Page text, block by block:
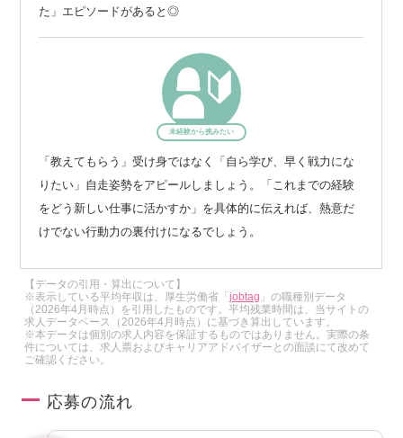
イベートクラウドまで、あらゆるプラットフォームを横断的
プログラミング言語については、C#以外にGo、Python、Nod
e.jsといったモダンな言語も多くなっていますが、
VScodeなどで動作するAIエージェント型の拡張機能「Cline」
は、フロントエンドのコードをAIがその場で生成・提案して
くれるたりと、非常に画期的なツールです。
Google Agentspaceといったサービスを検証中です。
特に注目すべきは、これまでシステム導入の最大の課題だっ
たセキュリティチェックのプロセスが劇的に改善されたこと
以前は、各システムの手順に沿って詳細なセキュリティレビ
た」エピソードがあると◎
未経験から挑みたい
「教えてもらう」受け身ではなく「自ら学び、早く戦力にな
りたい」自走姿勢をアピールしましょう。「これまでの経験
をどう新しい仕事に活かすか」を具体的に伝えれば、熱意だ
けでない行動力の裏付けになるでしょう。
【データの引用・算出について】
※表示している平均年収は、厚生労働省「jobtag 」の職種別データ
（2026年4月時点）を引用したものです。平均残業時間は、当サイトの
求人データベース（2026年4月時点）に基づき算出しています。
※本データは個別の求人内容を保証するものではありません。実際の条
件については、求人票およびキャリアアドバイザーとの面談にて改めて
ご確認ください。
応募の流れ